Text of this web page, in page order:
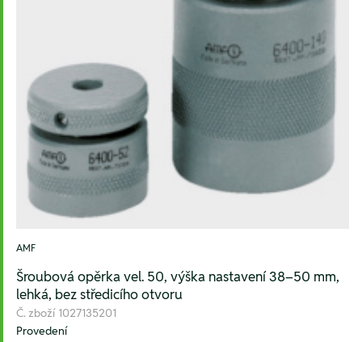
AMF
Šroubová opěrka vel. 50, výška nastavení 38–50 mm,
lehká, bez středicího otvoru
Č. zboží 1027135201
Provedení